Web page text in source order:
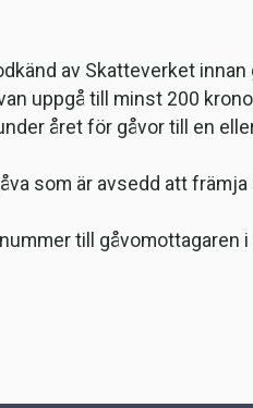
av Skatteverket innan
uppgå till minst 200
året för gåvor till en
som är avsedd att
till gåvomottagaren